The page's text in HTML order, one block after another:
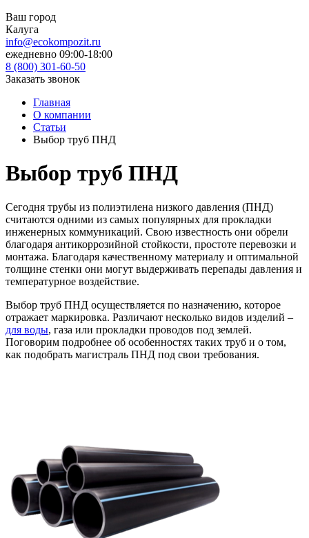
Ваш город
Калуга
info@ecokompozit.ru
ежедневно 09:00-18:00
8 (800) 301-60-50
Заказать звонок
Главная
О компании
Статьи
Выбор труб ПНД
Выбор труб ПНД
Сегодня трубы из полиэтилена низкого давления (ПНД)
считаются одними из самых популярных для прокладки
инженерных коммуникаций. Свою известность они обрели
благодаря антикоррозийной стойкости, простоте перевозки и
монтажа. Благодаря качественному материалу и оптимальной
толщине стенки они могут выдерживать перепады давления и
температурное воздействие.
Выбор труб ПНД осуществляется по назначению, которое
отражает маркировка. Различают несколько видов изделий –
для воды, газа или прокладки проводов под землей.
Поговорим подробнее об особенностях таких труб и о том,
как подобрать магистраль ПНД под свои требования.